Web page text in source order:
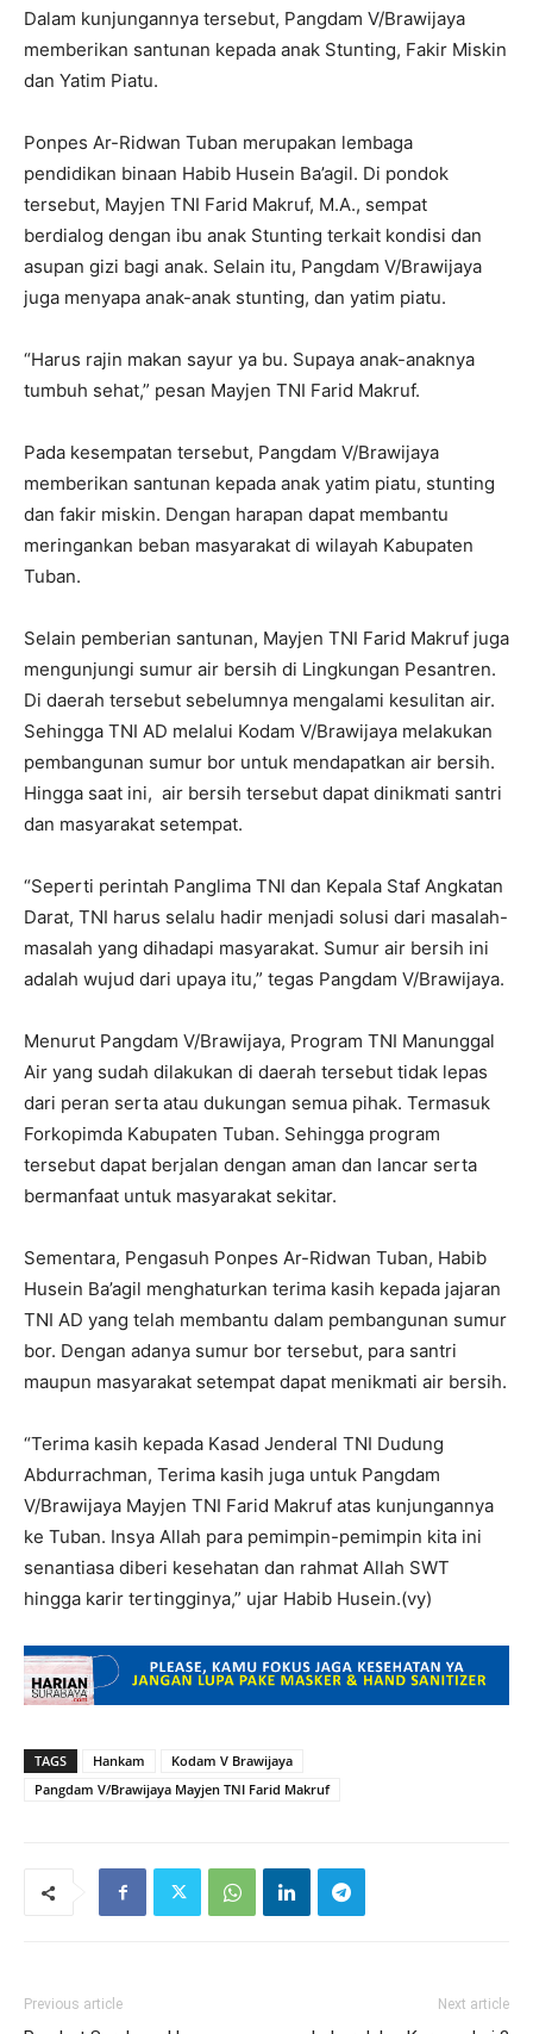
Dalam kunjungannya tersebut, Pangdam V/Brawijaya
memberikan santunan kepada anak Stunting, Fakir Miskin
dan Yatim Piatu.
Ponpes Ar-Ridwan Tuban merupakan lembaga
pendidikan binaan Habib Husein Ba’agil. Di pondok
tersebut, Mayjen TNI Farid Makruf, M.A., sempat
berdialog dengan ibu anak Stunting terkait kondisi dan
asupan gizi bagi anak. Selain itu, Pangdam V/Brawijaya
juga menyapa anak-anak stunting, dan yatim piatu.
“Harus rajin makan sayur ya bu. Supaya anak-anaknya
tumbuh sehat,” pesan Mayjen TNI Farid Makruf.
Pada kesempatan tersebut, Pangdam V/Brawijaya
memberikan santunan kepada anak yatim piatu, stunting
dan fakir miskin. Dengan harapan dapat membantu
meringankan beban masyarakat di wilayah Kabupaten
Tuban.
Selain pemberian santunan, Mayjen TNI Farid Makruf juga
mengunjungi sumur air bersih di Lingkungan Pesantren.
Di daerah tersebut sebelumnya mengalami kesulitan air.
Sehingga TNI AD melalui Kodam V/Brawijaya melakukan
pembangunan sumur bor untuk mendapatkan air bersih.
Hingga saat ini, air bersih tersebut dapat dinikmati santri
dan masyarakat setempat.
“Seperti perintah Panglima TNI dan Kepala Staf Angkatan
Darat, TNI harus selalu hadir menjadi solusi dari masalah-
masalah yang dihadapi masyarakat. Sumur air bersih ini
adalah wujud dari upaya itu,” tegas Pangdam V/Brawijaya.
Menurut Pangdam V/Brawijaya, Program TNI Manunggal
Air yang sudah dilakukan di daerah tersebut tidak lepas
dari peran serta atau dukungan semua pihak. Termasuk
Forkopimda Kabupaten Tuban. Sehingga program
tersebut dapat berjalan dengan aman dan lancar serta
bermanfaat untuk masyarakat sekitar.
Sementara, Pengasuh Ponpes Ar-Ridwan Tuban, Habib
Husein Ba’agil menghaturkan terima kasih kepada jajaran
TNI AD yang telah membantu dalam pembangunan sumur
bor. Dengan adanya sumur bor tersebut, para santri
maupun masyarakat setempat dapat menikmati air bersih.
“Terima kasih kepada Kasad Jenderal TNI Dudung
Abdurrachman, Terima kasih juga untuk Pangdam
V/Brawijaya Mayjen TNI Farid Makruf atas kunjungannya
ke Tuban. Insya Allah para pemimpin-pemimpin kita ini
senantiasa diberi kesehatan dan rahmat Allah SWT
hingga karir tertingginya,” ujar Habib Husein.(vy)
TAGS Hankam
Kodam V Brawijaya
Pangdam V/Brawijaya Mayjen TNI Farid Makruf
Previous article Next article